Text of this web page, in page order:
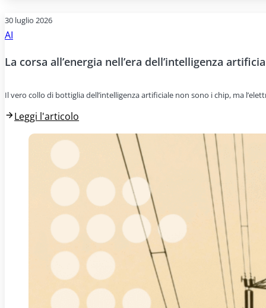
30 luglio 2026
AI
La corsa all’energia nell’era dell’intelligenza
Il vero collo di bottiglia dell’intelligenza artificiale non sono i chip, ma
Leggi l'articolo